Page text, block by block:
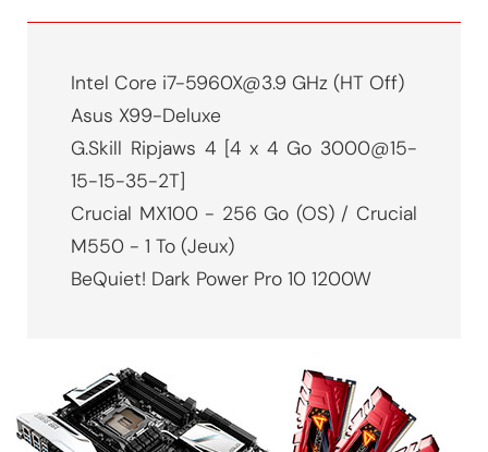
Intel Core i7-5960X@3.9 GHz (HT Off)
Asus X99-Deluxe
G.Skill Ripjaws 4 [4 x 4 Go 3000@15-
15-15-35-2T]
Crucial MX100 - 256 Go (OS) / Crucial
M550 - 1 To (Jeux)
BeQuiet! Dark Power Pro 10 1200W